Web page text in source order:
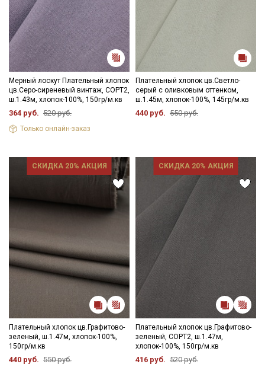
Мерный лоскут Плательный хлопок
цв.Серо-сиреневый винтаж, СОРТ2,
ш.1.43м, хлопок-100%, 150гр/м.кв
364 руб. 520 руб.
Только онлайн-заказ
Плательный хлопок цв.Светло-
серый с оливковым оттенком,
ш.1.45м, хлопок-100%, 145гр/м.кв
440 руб. 550 руб.
СКИДКА 20% АКЦИЯ
Плательный хлопок цв.Графитово-
зеленый, ш.1.47м, хлопок-100%,
150гр/м.кв
440 руб. 550 руб.
СКИДКА 20% АКЦИЯ
Плательный хлопок цв.Графитово-
зеленый, СОРТ2, ш.1.47м,
хлопок-100%, 150гр/м.кв
416 руб. 520 руб.